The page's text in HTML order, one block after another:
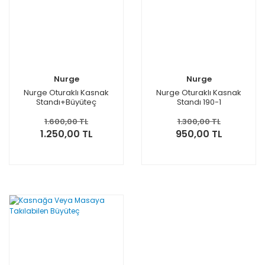
Nurge
Nurge Oturaklı Kasnak
Standı+Büyüteç
1.600,00 TL
1.250,00 TL
Nurge
Nurge Oturaklı Kasnak
Standı 190-1
1.300,00 TL
950,00 TL